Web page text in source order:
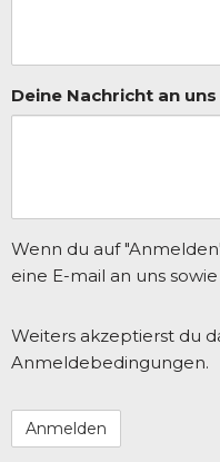
Deine Nachricht an uns
Wenn du auf
eine E-mail an uns
Weiters akzeptierst du
Anmeldebedingungen.